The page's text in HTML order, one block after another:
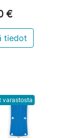
€
tiedot
varastosta